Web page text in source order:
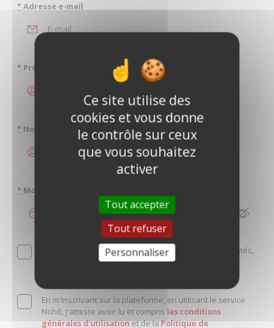
*Adresse e-mail
* Prénom
* Nom
* Mot de passe
Je souhaite découvrir en avant-première les nouveautés,
les annonces coup de coeur et bénéficier des offres
En m'inscrivant sur la plateforme, en utilisant le service
Nohô, j'atteste avoir lu et compris les conditions
générales d'utilisationet de laPolitique de
Ce site utilise des
cookies et vous donne
le contrôle sur ceux
que vous souhaitez
activer
Tout accepter
Tout refuser
Personnaliser